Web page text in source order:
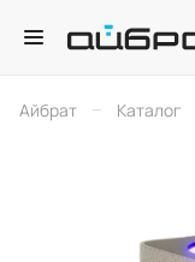
Айбрат – Каталог